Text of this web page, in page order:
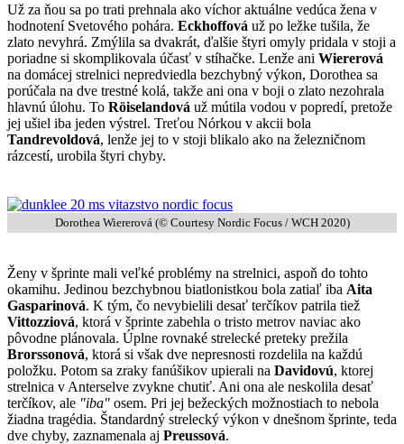
Už za ňou sa po trati prehnala ako víchor aktuálne vedúca žena v
hodnotení Svetového pohára. Eckhoffová už po ležke tušila, že
zlato nevyhrá. Zmýlila sa dvakrát, ďalšie štyri omyly pridala v stoji a
poriadne si skomplikovala účasť v stíhačke. Lenže ani Wiererová
na domácej strelnici nepredviedla bezchybný výkon, Dorothea sa
porúčala na dve trestné kolá, takže ani ona v boji o zlato nezohrala
hlavnú úlohu. To Röiselandová už mútila vodou v popredí, pretože
jej ušiel iba jeden výstrel. Treťou Nórkou v akcii bola
Tandrevoldová, lenže jej to v stoji blikalo ako na železničnom
rázcestí, urobila štyri chyby.
Dorothea Wiererová (© Courtesy Nordic Focus / WCH 2020)
Ženy v šprinte mali veľké problémy na strelnici, aspoň do tohto
okamihu. Jedinou bezchybnou biatlonistkou bola zatiaľ iba Aita
Gasparinová. K tým, čo nevybielili desať terčíkov patrila tiež
Vittozziová, ktorá v šprinte zabehla o tristo metrov naviac ako
pôvodne plánovala. Úplne rovnaké strelecké preteky prežila
Brorssonová, ktorá si však dve nepresnosti rozdelila na každú
položku. Potom sa zraky fanúšikov upierali na Davidovú, ktorej
strelnica v Anterselve zvykne chutiť. Ani ona ale neskolila desať
terčíkov, ale "iba" osem. Pri jej bežeckých možnostiach to nebola
žiadna tragédia. Štandardný strelecký výkon v dnešnom šprinte, teda
dve chyby, zaznamenala aj Preussová.